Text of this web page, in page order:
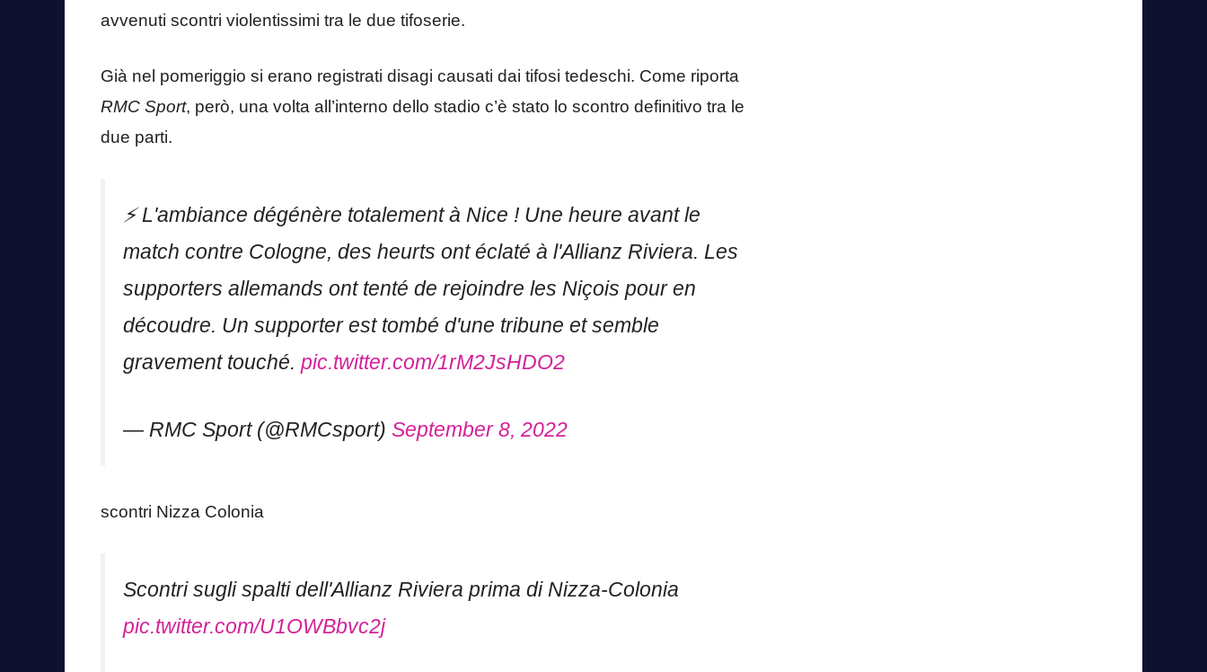
avvenuti scontri violentissimi tra le due tifoserie.
Già nel pomeriggio si erano registrati disagi causati dai tifosi tedeschi. Come riporta
RMC Sport, però, una volta all’interno dello stadio c’è stato lo scontro definitivo tra le
due parti.
⚡ L'ambiance dégénère totalement à Nice ! Une heure avant le
match contre Cologne, des heurts ont éclaté à l'Allianz Riviera. Les
supporters allemands ont tenté de rejoindre les Niçois pour en
découdre. Un supporter est tombé d'une tribune et semble
gravement touché. pic.twitter.com/1rM2JsHDO2
— RMC Sport (@RMCsport) September 8, 2022
scontri Nizza Colonia
Scontri sugli spalti dell'Allianz Riviera prima di Nizza-Colonia
pic.twitter.com/U1OWBbvc2j